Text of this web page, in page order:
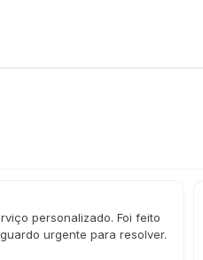
personalizado. Foi feito
urgente para resolver.